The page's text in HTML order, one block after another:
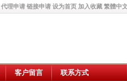
代理申请 链接申请 设为首页 加入收藏 繁體中
客户留言 联系方式